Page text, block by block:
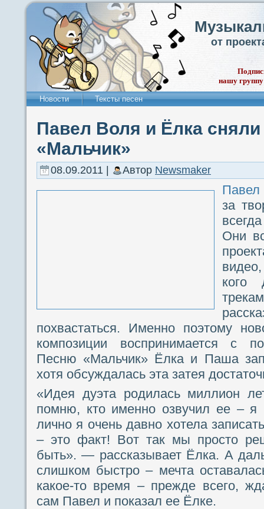
от
нашу
Новости Тексты песен
Павел Воля и Ёлка
«Мальчик»
08.09.2011 | Автор Newsmaker
за
Они
кого
похвастаться. Именно поэтому
композиции воспринимается с
Песню «Мальчик» Ёлка и Паша
хотя обсуждалась эта затея
«Идея дуэта родилась миллион
помню, кто именно озвучил ее –
лично я очень давно хотела
– это факт! Вот так мы просто
быть». — рассказывает Ёлка. А
слишком быстро – мечта
какое-то время – прежде всего,
сам Павел и показал ее Ёлке.